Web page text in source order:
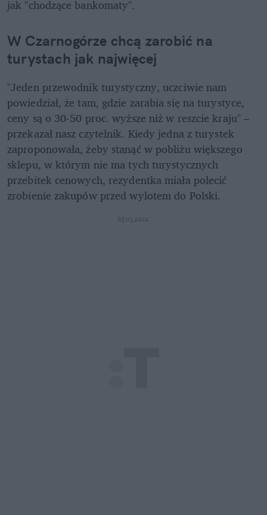
jak "chodzące bankomaty".
W Czarnogórze chcą zarobić na
turystach jak najwięcej
"Jeden przewodnik turystyczny, uczciwie nam
powiedział, że tam, gdzie zarabia się na turystyce,
ceny są o 30-50 proc. wyższe niż w reszcie kraju" –
przekazał nasz czytelnik. Kiedy jedna z turystek
zaproponowała, żeby stanąć w pobliżu większego
sklepu, w którym nie ma tych turystycznych
przebitek cenowych, rezydentka miała polecić
zrobienie zakupów przed wylotem do Polski.
REKLAMA